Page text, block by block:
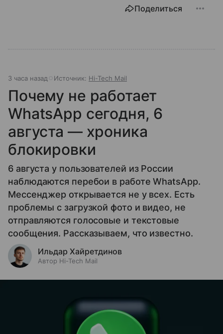
Поделиться
3 часа назад Источник: Hi-Tech Mail
Почему не работает
WhatsApp сегодня, 6
августа — хроника
блокировки
6 августа у пользователей из России
наблюдаются перебои в работе WhatsApp.
Мессенджер открывается не у всех. Есть
проблемы с загрузкой фото и видео, не
отправляются голосовые и текстовые
сообщения. Рассказываем, что известно.
Ильдар Хайретдинов
Автор Hi-Tech Mail